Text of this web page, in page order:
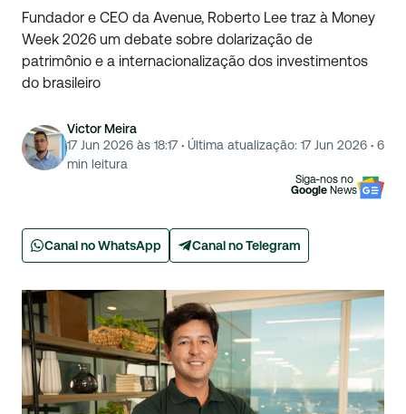
Fundador e CEO da Avenue, Roberto Lee traz à Money
Week 2026 um debate sobre dolarização de
patrimônio e a internacionalização dos investimentos
do brasileiro
Victor Meira
17 Jun 2026 às 18:17 · Última atualização: 17 Jun 2026 · 6
min leitura
Siga-nos no
Google News
Canal no WhatsApp Canal no Telegram